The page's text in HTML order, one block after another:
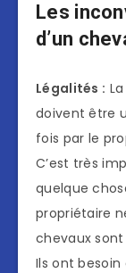
Les
d’un
Légalités :
doivent être
fois par le
C’est très
quelque
propriétaire
chevaux
Ils ont